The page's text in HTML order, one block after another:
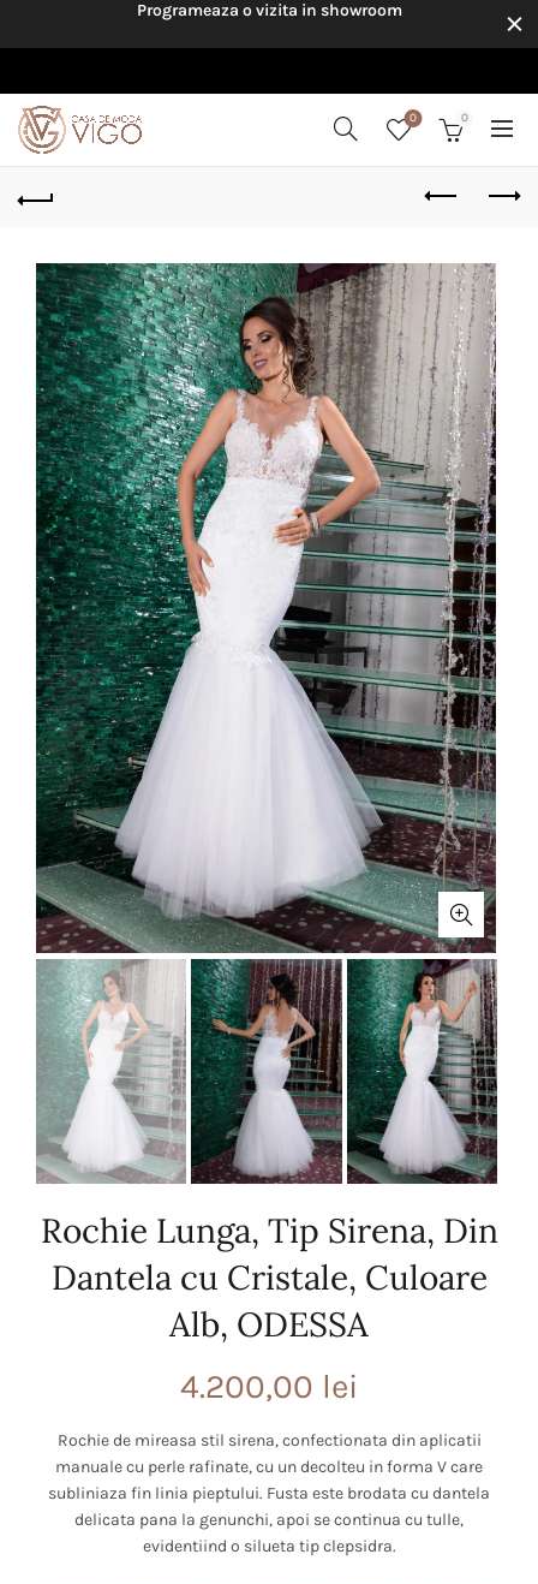
0 0
Rochie Lunga, Tip Sirena, Din
Dantela cu Cristale, Culoare
Alb, ODESSA
4.200,00 lei
Rochie de mireasa stil sirena, confectionata din aplicatii
manuale cu perle rafinate, cu un decolteu in forma V care
subliniaza fin linia pieptului. Fusta este brodata cu dantela
delicata pana la genunchi, apoi se continua cu tulle,
evidentiind o silueta tip clepsidra.
Programeaza o vizita in showroom